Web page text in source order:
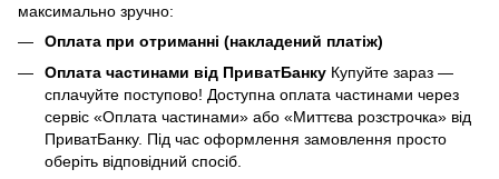
максимально зручно:
Оплата при отриманні (накладений платіж)
Оплата частинами від ПриватБанку Купуйте зараз —
сплачуйте поступово! Доступна оплата частинами через
сервіс «Оплата частинами» або «Миттєва розстрочка» від
ПриватБанку. Під час оформлення замовлення просто
оберіть відповідний спосіб.